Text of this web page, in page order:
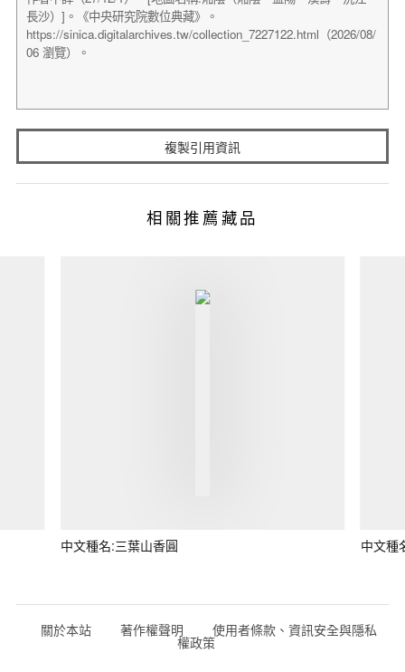
複製引用資訊
相關推薦藏品
中文種名:三葉山香圓 中文種
關於本站 著作權聲明 使用者條款、資訊安全與隱私
權政策